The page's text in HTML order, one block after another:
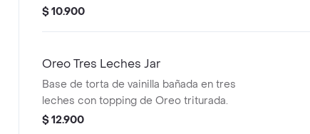
$ 10.900
Oreo Tres Leches Jar
Base de torta de vainilla bañada en tres
leches con topping de Oreo triturada.
$ 12.900